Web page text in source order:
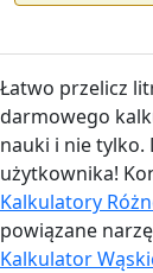
Łatwo przelicz
darmowego
nauki i nie tylko.
użytkownika!
Kalkulatory
powiązane
Kalkulator